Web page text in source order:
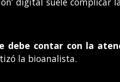
debe contar con la
la bioanalista.